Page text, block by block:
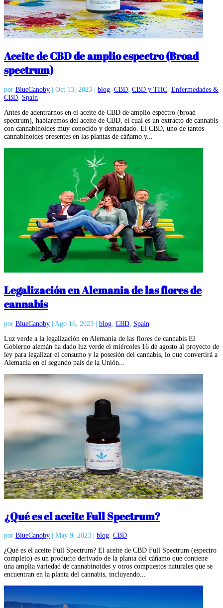
Aceite de CBD de amplio espectro (Broad
spectrum)
por BlueCanoby | Oct 13, 2023 | blog CBD CBD y THC Enfermedades &
CBD Spain
Antes de adentrarnos en el aceite de CBD de amplio espectro (broad
spectrum), hablaremos del aceite de CBD, el cual es un extracto de cannabis
con cannabinoides muy conocido y demandado. El CBD, uno de tantos
cannabinoides presentes en las plantas de cáñamo y...
Legalización en Alemania de las flores de
cannabis
por BlueCanoby | Ago 16, 2023 | blog CBD Spain
Luz verde a la legalización en Alemania de las flores de cannabis El
Gobierno alemán ha dado luz verde el miércoles 16 de agosto al proyecto de
ley para legalizar el consumo y la posesión del cannabis, lo que convertirá a
Alemania en el segundo país de la Unión...
¿Qué es el aceite Full Spectrum?
por BlueCanoby May 9, 2023 blog, CBD
¿Qué es el aceite Full Spectrum? El aceite de CBD Full Spectrum (espectro
completo) es un producto derivado de la planta del cáñamo que contiene
una amplia variedad de cannabinoides y otros compuestos naturales que se
encuentran en la planta del cannabis, incluyendo...